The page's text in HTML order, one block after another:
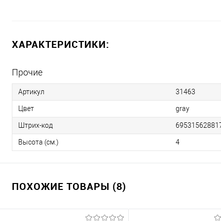
ХАРАКТЕРИСТИКИ:
Прочие
Артикул 31463
Цвет gray
Штрих-код
Высота (см.) 4
ПОХОЖИЕ ТОВАРЫ (8)